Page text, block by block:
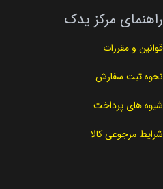
راهنمای مرکز یدک
قوانین و مقررات
نحوه ثبت سفارش
شیوه های پرداخت
شرایط مرجوعی کالا